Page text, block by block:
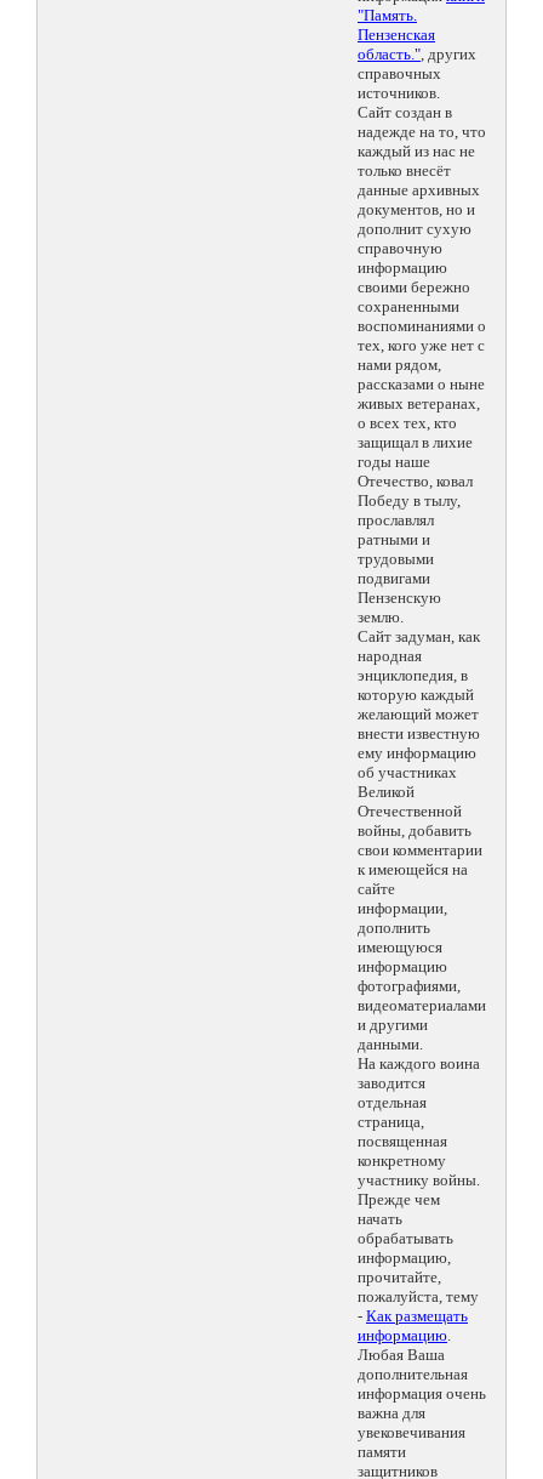
"Память.
Пензенская
область.", других
справочных
источников.
Сайт создан в
надежде на то, что
каждый из нас не
только внесёт
данные архивных
документов, но и
дополнит сухую
справочную
информацию
своими бережно
сохраненными
воспоминаниями о
тех, кого уже нет с
нами рядом,
рассказами о ныне
живых ветеранах,
о всех тех, кто
защищал в лихие
годы наше
Отечество, ковал
Победу в тылу,
прославлял
ратными и
трудовыми
подвигами
Пензенскую
землю.
Сайт задуман, как
народная
энциклопедия, в
которую каждый
желающий может
внести известную
ему информацию
об участниках
Великой
Отечественной
войны, добавить
свои комментарии
к имеющейся на
сайте
информации,
дополнить
имеющуюся
информацию
фотографиями,
видеоматериалами
и другими
данными.
На каждого воина
заводится
отдельная
страница,
посвященная
конкретному
участнику войны.
Прежде чем
начать
обрабатывать
информацию,
прочитайте,
пожалуйста, тему
- Как размещать
информацию.
Любая Ваша
дополнительная
информация очень
важна для
увековечивания
памяти
защитников